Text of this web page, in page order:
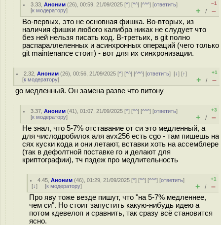
3.33 ,Аноним (26), 00:59, 21/09/2025 [^] [^^] [^^^] [ответить]
[к модератору]
–1
+ / –
Во-первых, это не основная фишка. Во-вторых, из
наличия фишки любого калибра никак не слудует что
без ней нельзя писать код. В-третьих, в git полно
распараллеленных и асинхронных операций (чего только
git maintenance стоит) - вот для их синхронизации.
2.32 ,Аноним (26), 00:56, 21/09/2025 [^] [^^] [^^^] [ответить][↓] [↑]
[к модератору]
+1
+ / –
go медленный. Он замена разве что питону
3.37 ,Аноним (41), 01:07, 21/09/2025 [^] [^^] [^^^] [ответить]
[к модератору]
+3
+ / –
Не знал, что 5-7% отставание от си это медленный, а
для числодробилок аля avx256 есть cgo - там пишешь на
сях куски кода и они летают, вставки хоть на ассемблере
(так в дефолтной поставке го и делают для
криптографии), тч пздеж про медлительность
4.45 ,Аноним (46), 01:29, 21/09/2025 [^] [^^] [^^^] [ответить]
[↓] [к модератору]
+1
+ / –
Про яву тоже везде пишут, что "на 5-7% медленнее,
чем си". Но стоит запустить какую-нибудь идею а
потом кдевелоп и сравнить, так сразу всё становится
ясно.